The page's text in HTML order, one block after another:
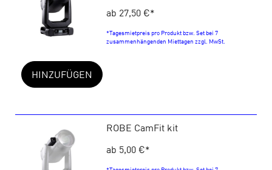
ab 27,50 €*
*Tagesmietpreis pro Produkt bzw. Set bei 7
zusammenhängenden Miettagen zzgl. MwSt.
HINZUFÜGEN
ROBE CamFit kit
ab 5,00 €*